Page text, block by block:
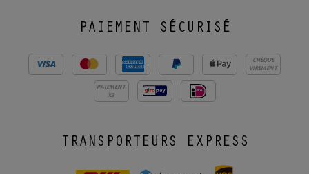
PAIEMENT SÉCURISÉ
CHÈQUE
VIREMENT
PAIEMENT
X3
TRANSPORTEURS EXPRESS